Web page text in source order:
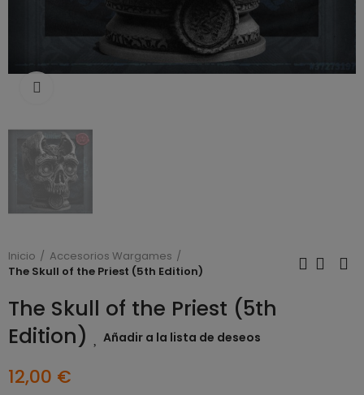
Inicio
Accesorios Wargames
The Skull of the Priest (5th Edition)
The Skull of the Priest (5th
Edition)
Añadir a la lista de deseos
12,00 €